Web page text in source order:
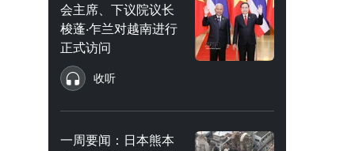
会主席、下议院议长
梭蓬·乍兰对越南进行
正式访问
收听
一周要闻：日本熊本